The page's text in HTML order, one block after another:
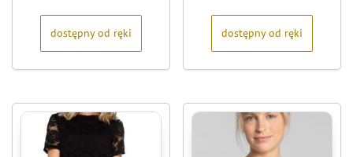
dostępny od ręki dostępny od ręki